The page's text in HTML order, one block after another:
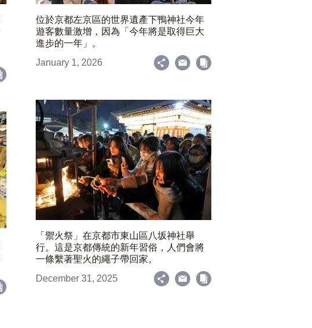
位於京都左京區的世界遺產下鴨神社今年
遊客數量激增，因為「今年將是取得巨大
進步的一年」。
January 1, 2026
「禦火祭」在京都市東山區八坂神社舉
行。這是京都傳統的新年習俗，人們會將
一條繫著聖火的繩子帶回家。
December 31, 2025